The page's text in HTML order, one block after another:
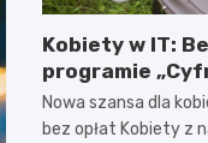
Kobiety w IT:
programie
Nowa szansa dla
bez opłat Kobiety z